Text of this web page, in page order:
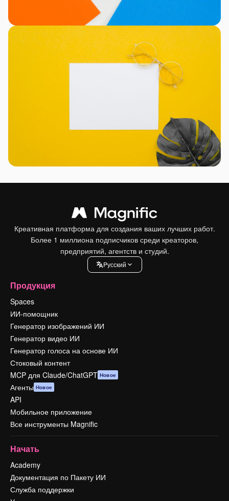
Креативная платформа для создания ваших лучших работ.
Более 1 миллиона подписчиков среди креаторов,
предприятий, агентств и студий.
Pусский
Продукция
Spaces
ИИ-помощник
Генератор изображений ИИ
Генератор видео ИИ
Генератор голоса на основе ИИ
Стоковый контент
MCP для Claude/ChatGPT Новое
Агенты Новое
API
Мобильное приложение
Все инструменты Magnific
Начать
Academy
Документация по Пакету ИИ
Служба поддержки